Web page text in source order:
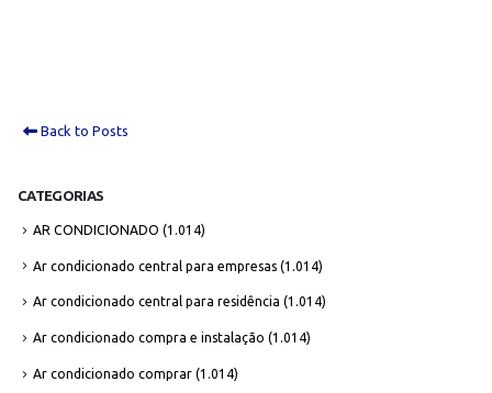
Back to Posts
CATEGORIAS
AR CONDICIONADO (1.014)
Ar condicionado central para empresas (1.014)
Ar condicionado central para residência (1.014)
Ar condicionado compra e instalação (1.014)
Ar condicionado comprar (1.014)